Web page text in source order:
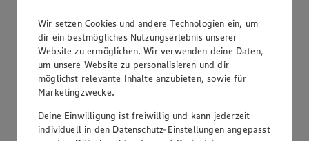
Angebot:GUT&GÜNSTIG H-Vollmilch
0.95
Festpreis von 0.95€
Wir setzen Cookies und andere Technologien ein, um
dir ein bestmögliches Nutzungserlebnis unserer
Website zu ermöglichen. Wir verwenden deine Daten,
um unsere Website zu personalisieren und dir
möglichst relevante Inhalte anzubieten, sowie für
Marketingzwecke.
Deine Einwilligung ist freiwillig und kann jederzeit
individuell in den Datenschutz-Einstellungen angepasst